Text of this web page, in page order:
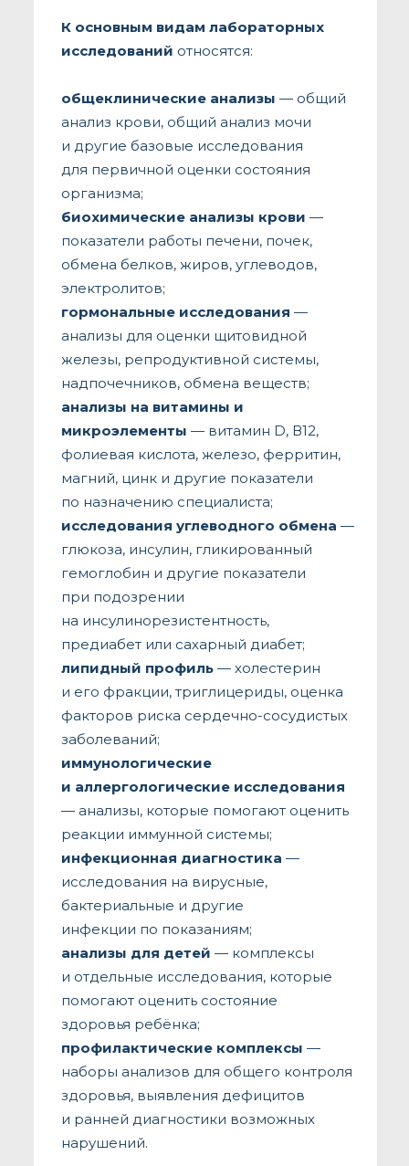
К основным видам лабораторных
исследований относятся:
общеклинические анализы — общий
анализ крови, общий анализ мочи
и другие базовые исследования
для первичной оценки состояния
организма;
биохимические анализы крови —
показатели работы печени, почек,
обмена белков, жиров, углеводов,
электролитов;
гормональные исследования —
анализы для оценки щитовидной
железы, репродуктивной системы,
надпочечников, обмена веществ;
анализы на витамины и
микроэлементы — витамин D, В12,
фолиевая кислота, железо, ферритин,
магний, цинк и другие показатели
по назначению специалиста;
исследования углеводного обмена —
глюкоза, инсулин, гликированный
гемоглобин и другие показатели
при подозрении
на инсулинорезистентность,
предиабет или сахарный диабет;
липидный профиль — холестерин
и его фракции, триглицериды, оценка
факторов риска сердечно-сосудистых
заболеваний;
иммунологические
и аллергологические исследования
— анализы, которые помогают оценить
реакции иммунной системы;
инфекционная диагностика —
исследования на вирусные,
бактериальные и другие
инфекции по показаниям;
анализы для детей — комплексы
и отдельные исследования, которые
помогают оценить состояние
здоровья ребёнка;
профилактические комплексы —
наборы анализов для общего контроля
здоровья, выявления дефицитов
и ранней диагностики возможных
нарушений.